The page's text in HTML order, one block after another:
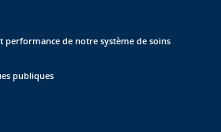
performance de notre système de soins
publiques